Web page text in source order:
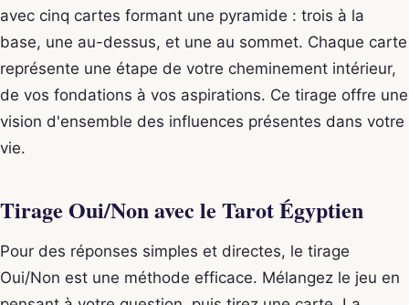
avec cinq cartes formant une pyramide : trois à la
base, une au-dessus, et une au sommet. Chaque carte
représente une étape de votre cheminement intérieur,
de vos fondations à vos aspirations. Ce tirage offre une
vision d'ensemble des influences présentes dans votre
vie.
Tirage Oui/Non avec le Tarot Égyptien
Pour des réponses simples et directes, le tirage
Oui/Non est une méthode efficace. Mélangez le jeu en